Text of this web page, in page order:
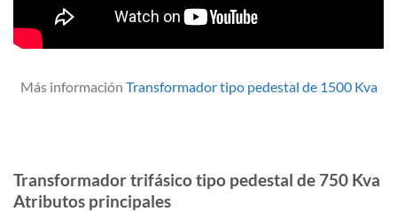
Más información Transformador tipo pedestal de 1500 Kva
Transformador trifásico tipo pedestal de 750 Kva
Atributos principales